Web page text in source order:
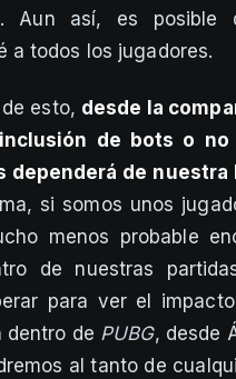
Aun así, es posible
a todos los jugadores.
esto, desde la
de bots o no
dependerá de nuestra
si somos unos
menos probable
de nuestras
para ver el
dentro de PUBG, desde
al tanto de